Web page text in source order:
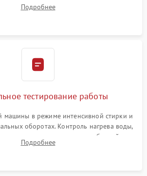
возможных протечек воды.
Подробнее
тестирование работы
машины в режиме интенсивной стирки и
оборотах. Контроль нагрева воды,
слива, отсутствия излишних вибраций,
стуков и протечек под корпусом.
Подробнее